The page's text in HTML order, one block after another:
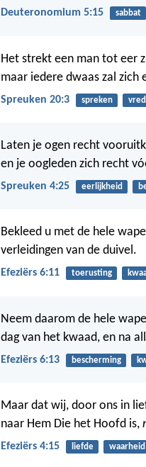
Deuteronomium 5:15 sabbat
Het strekt een man tot eer
maar iedere dwaas zal zich
Spreuken 20:3 spreken
Laten je ogen recht
en je oogleden zich recht
Spreuken 4:25 eerlijkheid
Bekleed u met de hele
verleidingen van de duivel.
Efeziërs 6:11 toerusting
Neem daarom de hele
dag van het kwaad, en na
Efeziërs 6:13 bescherming
Maar dat wij, door ons in
naar Hem Die het Hoofd is,
Efeziërs 4:15 liefde waarheid